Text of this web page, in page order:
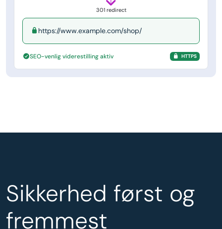
301 redirect
https://www.example.com/shop/
SEO-venlig viderestilling aktiv HTTPS
Sikkerhed først og
fremmest